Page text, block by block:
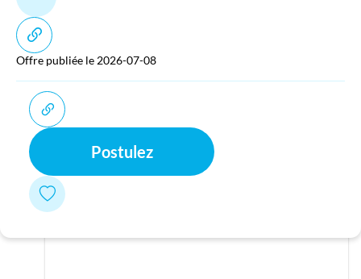
Offre publiée le 2026-07-08
Postulez